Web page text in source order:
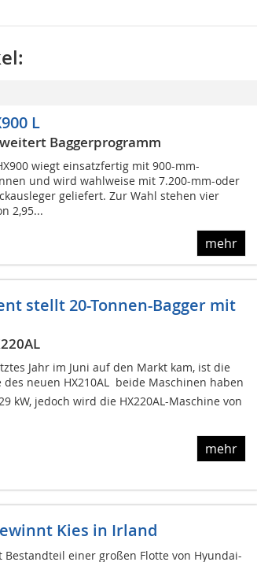
L
Baggerprogramm
wiegt einsatzfertig mit 900-mm-
und wird wahlweise mit 7.200-mm-oder
geliefert. Zur Wahl stehen vier
2,95...
mehr
stellt 20-Tonnen-Bagger mit
Jahr im Juni auf den Markt kam, ist die
neuen HX210AL  beide Maschinen haben
kW, jedoch wird die HX220AL-Maschine von
mehr
Kies in Irland
Bestandteil einer großen Flotte von Hyundai-